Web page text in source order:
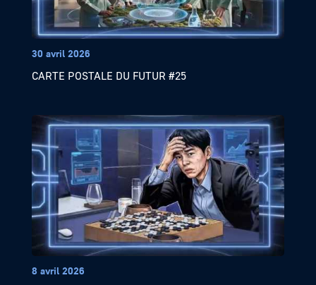
30 avril 2026
CARTE POSTALE DU FUTUR #25
8 avril 2026